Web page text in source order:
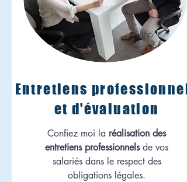
Entretiens
et d'évaluation
Confiez moi la réalisation des
entretiens professionnelsde vos
salariés dans le respect des
obligations légales.